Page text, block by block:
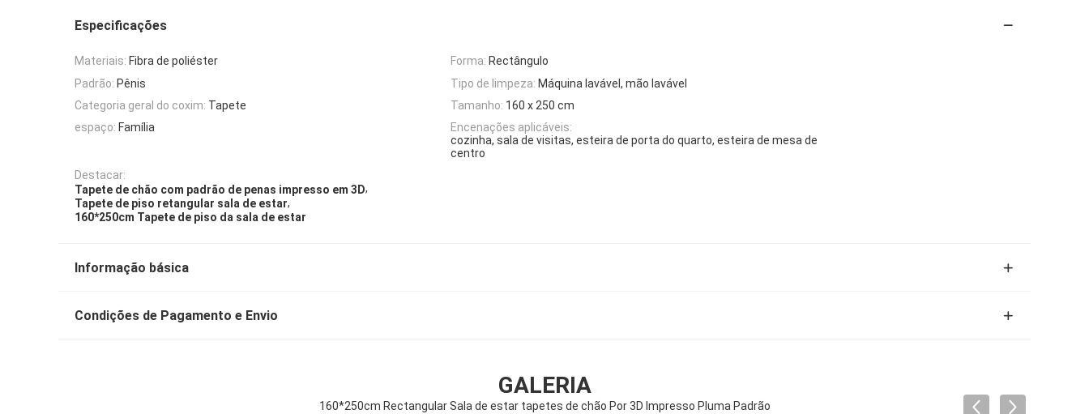
Especificações
Materiais: Fibra de poliéster Forma: Rectângulo
Padrão: Pênis Tipo de limpeza: Máquina lavável, mão lavável
Categoria geral do coxim: Tapete Tamanho: 160 x 250 cm
espaço: Família
Encenações aplicáveis:
cozinha, sala de visitas, esteira de porta do quarto, esteira de mesa de
centro
Destacar:
Tapete de chão com padrão de penas impresso em 3D,
Tapete de piso retangular sala de estar,
160*250cm Tapete de piso da sala de estar
Informação básica
Condições de Pagamento e Envio
GALERIA
160*250cm Rectangular Sala de estar tapetes de chão Por 3D Impresso Pluma Padrão